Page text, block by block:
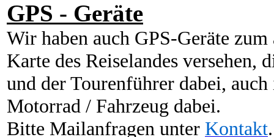
GPS - Geräte
Wir haben auch GPS-Geräte
Karte des Reiselandes versehen,
und der Tourenführer dabei,
Motorrad / Fahrzeug dabei.
Bitte Mailanfragen unter Kontakt.